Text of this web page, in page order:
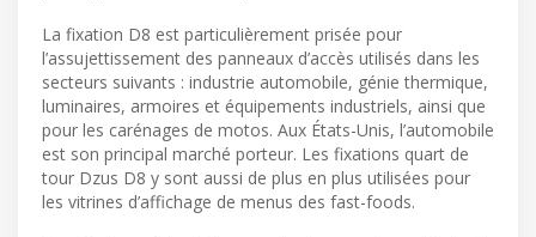
La fixation D8 est particulièrement prisée pour
l’assujettissement des panneaux d’accès utilisés dans les
secteurs suivants : industrie automobile, génie thermique,
luminaires, armoires et équipements industriels, ainsi que
pour les carénages de motos. Aux États-Unis, l’automobile
est son principal marché porteur. Les fixations quart de
tour Dzus D8 y sont aussi de plus en plus utilisées pour
les vitrines d’affichage de menus des fast-foods.